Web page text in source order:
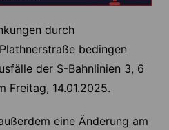
durch
bedingen
der S-Bahnlinien 3, 6
Freitag, 14.01.2025.
eine Änderung am